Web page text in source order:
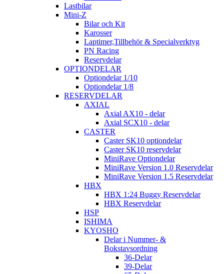
Lastbilar
Mini-Z
Bilar och Kit
Karosser
Laptimer,Tillbehör & Specialverktyg
PN Racing
Reservdelar
OPTIONDELAR
Optiondelar 1/10
Optiondelar 1/8
RESERVDELAR
AXIAL
Axial AX10 - delar
Axial SCX10 - delar
CASTER
Caster SK10 optiondelar
Caster SK10 reservdelar
MiniRave Optiondelar
MiniRave Version 1.0 Reservdelar
MiniRave Version 1.5 Reservdelar
HBX
HBX 1:24 Buggy Reservdelar
HBX Reservdelar
HSP
ISHIMA
KYOSHO
Delar i Nummer- &
Bokstavsordning
36-Delar
39-Delar